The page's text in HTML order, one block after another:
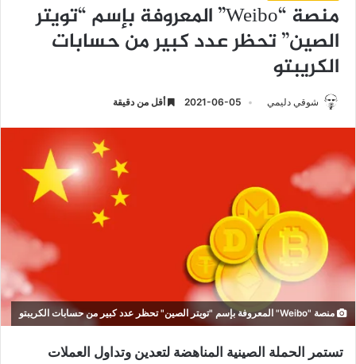
منصة “Weibo” المعروفة بإسم “تويتر
الصين” تحظر عدد كبير من حسابات
الكريبتو
شوقي دليمي 2021-06-05 أقل من دقيقة
منصة "Weibo" المعروفة بإسم "تويتر الصين" تحظر عدد كبير من حسابات الكريبتو
تستمر الحملة الصينية المناهضة لتعدين وتداول العملات